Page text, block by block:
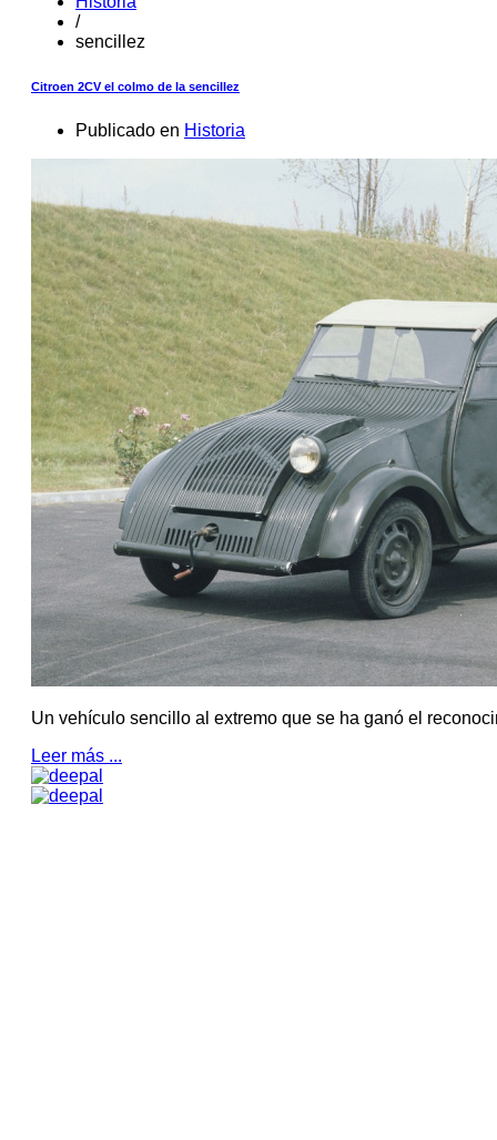
/
sencillez
Citroen 2CV el colmo de la sencillez
Publicado en Historia
Un vehículo sencillo al extremo que se ha ganó el
Leer más ...